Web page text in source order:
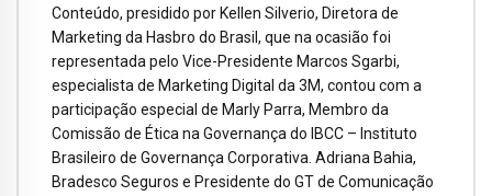
Conteúdo, presidido por Kellen Silverio, Diretora de
Marketing da Hasbro do Brasil, que na ocasião foi
representada pelo Vice-Presidente Marcos Sgarbi,
especialista de Marketing Digital da 3M, contou com a
participação especial de Marly Parra, Membro da
Comissão de Ética na Governança do IBCC – Instituto
Brasileiro de Governança Corporativa. Adriana Bahia,
Bradesco Seguros e Presidente do GT de Comunicação